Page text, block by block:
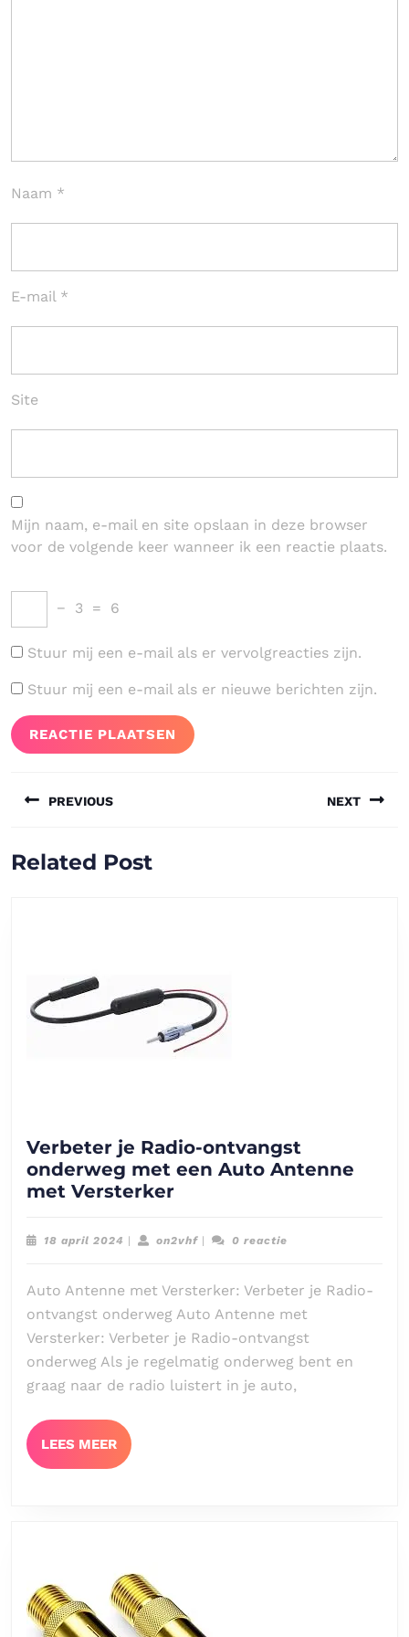
Naam *
E-mail *
Site
Mijn naam, e-mail en site opslaan in deze browser
voor de volgende keer wanneer ik een reactie plaats.
− 3 = 6
Stuur mij een e-mail als er vervolgreacties zijn.
Stuur mij een e-mail als er nieuwe berichten zijn.
navigatie
PREVIOUS
bericht:
NEXT
Related Post
Verbeter je Radio-ontvangst
onderweg met een Auto Antenne
met VersterkerVerbeter
Radio-
met
een
Auto
Antenne
met
18 april 2024 18| on2vhfon2vhf
| 0 reactie
Auto Antenne met Versterker: Verbeter je Radio-
ontvangst onderweg Auto Antenne met
Versterker: Verbeter je Radio-ontvangst
onderweg Als je regelmatig onderweg bent en
graag naar de radio luistert in je auto,
LEES MEERLEES
MEER